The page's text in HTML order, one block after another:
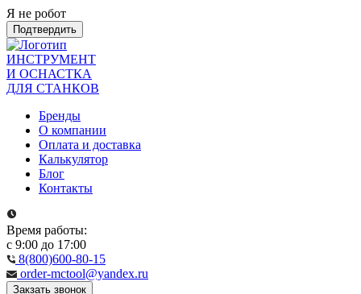
Я не робот
Подтвердить
ИНСТРУМЕНТ
И ОСНАСТКА
ДЛЯ СТАНКОВ
Бренды
О компании
Оплата и доставка
Калькулятор
Блог
Контакты
Время работы:
с 9:00 до 17:00
8(800)600-80-15
order-mctool@yandex.ru
Закзать звонок